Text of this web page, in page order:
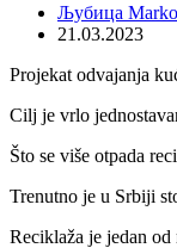
Љубица
21.03.2023
Projekat odvajanja
Cilj je vrlo
Što se više otpada
Trenutno je u Srbiji
Reciklaža je jedan